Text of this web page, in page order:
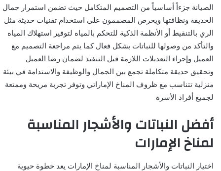
الصيانة جزءاً أساسياً من التصميم المتكامل حيث تضمن استمرار جمال
الحديقة ونظافتها ويحرص المصممون على استخدام تقنيات حديثة مثل
الري بالتنقيط أو الأنظمة الذكية للتحكم بالمياه لتوفير استهلاك المياه
والتأكد من وصولها للنباتات بشكل فعال كما يتم مراجعة التصميم مع
العميل وإجراء التعديلات اللازمة قبل التنفيذ لضمان رضا العميل
وتحقيق حديقة متكاملة تجمع بين الجمال والوظيفة والاستدامة في بيئة
منزلية تتناسب مع ظروف المناخ الإماراتي وتوفر تجربة مريحة وممتعة
لجميع أفراد الأسرة
أفضل النباتات والأشجار المناسبة
لمناخ الإمارات
اختيار النباتات والأشجار المناسبة لمناخ الإمارات يعد خطوة حيوية